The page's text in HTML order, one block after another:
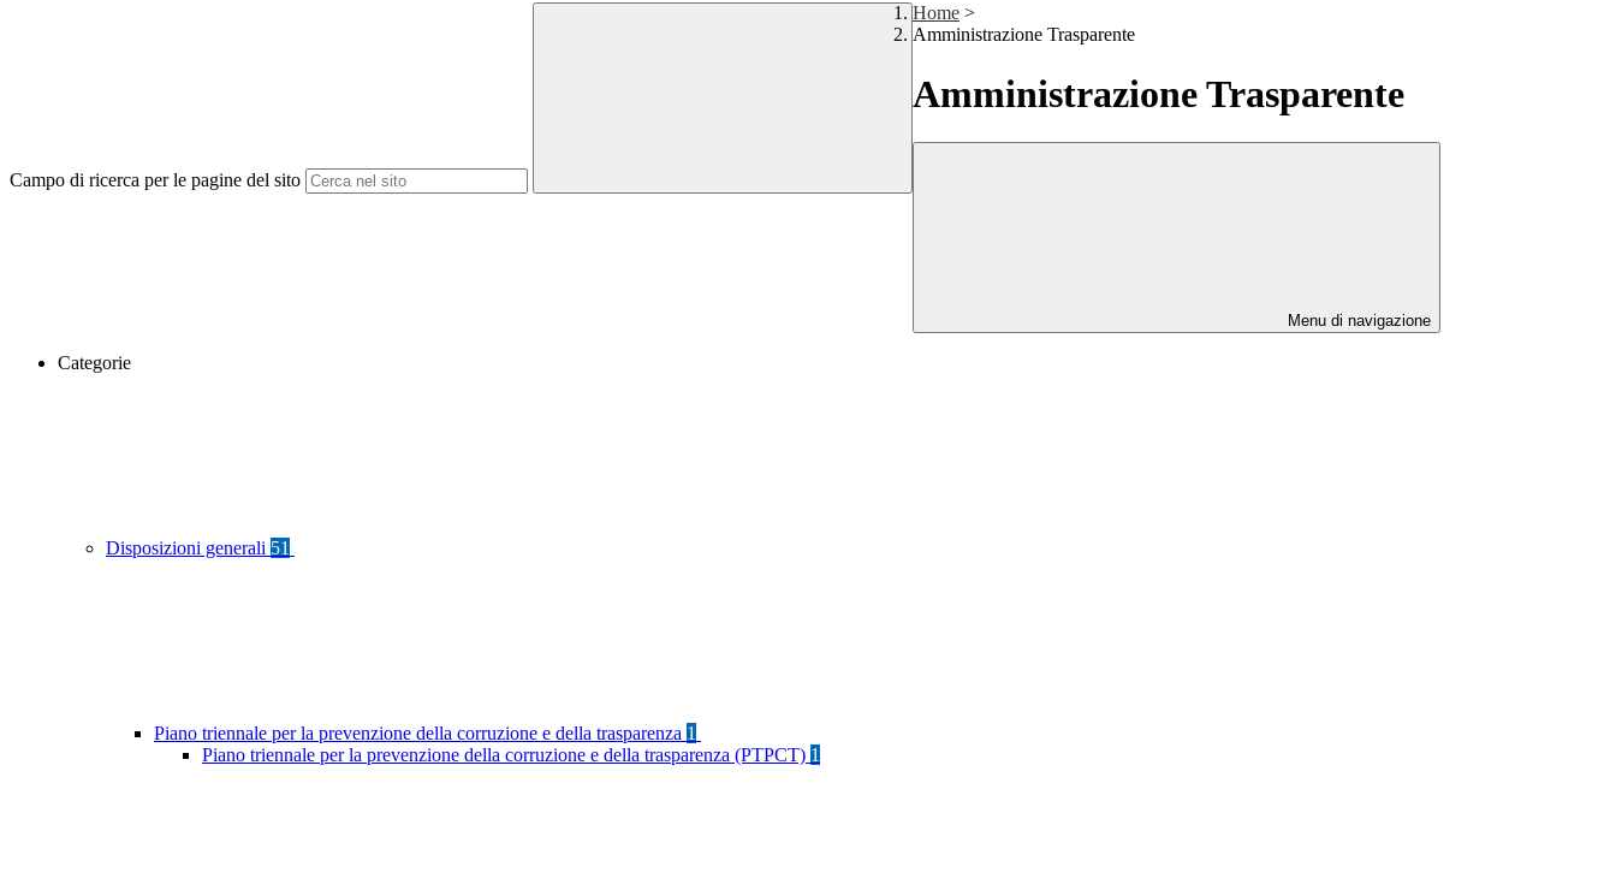
Campo di ricerca per le pagine del sito
Home >
Amministrazione Trasparente
Amministrazione Trasparente
Menu di navigazione
Categorie
Disposizioni generali 51
Piano triennale per la prevenzione della corruzione e della trasparenza 1
Piano triennale per la prevenzione della corruzione e della trasparenza (PTPCT) 1